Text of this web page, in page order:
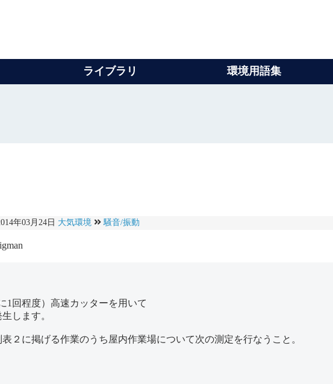
ライブラリ 環境用語集
年03月24日 大気環境 騒音/振動
1回程度）高速カッターを用いて
します。
２に掲げる作業のうち屋内作業場について次の測定を行なうこと。